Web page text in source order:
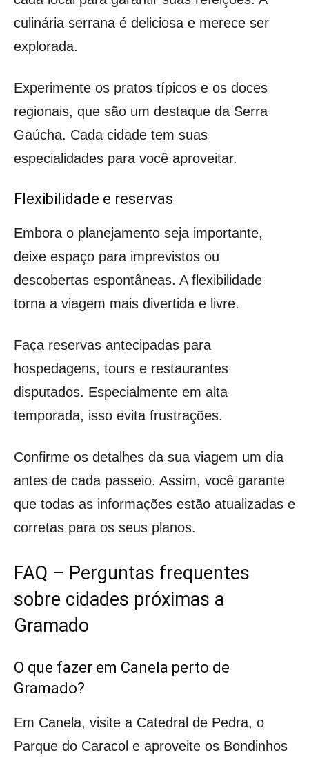
culinária serrana é deliciosa e merece ser
explorada.
Experimente os pratos típicos e os doces
regionais, que são um destaque da Serra
Gaúcha. Cada cidade tem suas
especialidades para você aproveitar.
Flexibilidade e reservas
Embora o planejamento seja importante,
deixe espaço para imprevistos ou
descobertas espontâneas. A flexibilidade
torna a viagem mais divertida e livre.
Faça reservas antecipadas para
hospedagens, tours e restaurantes
disputados. Especialmente em alta
temporada, isso evita frustrações.
Confirme os detalhes da sua viagem um dia
antes de cada passeio. Assim, você garante
que todas as informações estão atualizadas e
corretas para os seus planos.
FAQ – Perguntas frequentes
sobre cidades próximas a
Gramado
O que fazer em Canela perto de
Gramado?
Em Canela, visite a Catedral de Pedra, o
Parque do Caracol e aproveite os Bondinhos